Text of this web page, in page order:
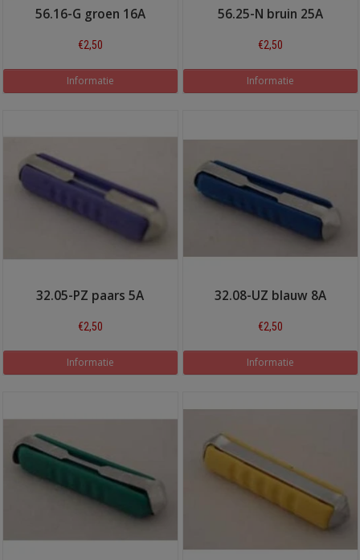
56.16-G groen 16A
€2,50
Informatie
56.25-N bruin 25A
€2,50
Informatie
32.05-PZ paars 5A
€2,50
Informatie
32.08-UZ blauw 8A
€2,50
Informatie